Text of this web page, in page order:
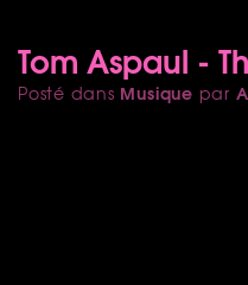
Tom Aspaul -
Posté dans Musique par